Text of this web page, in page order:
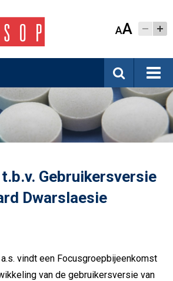
AA
Gebruikersversie
Dwarslaesie
vindt een Focusgroepbijeenkomst
van de gebruikersversie van